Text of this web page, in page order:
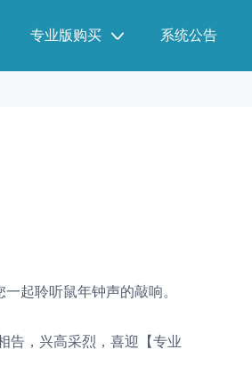
专业版购买 系统公告
起聆听鼠年钟声的敲响。
告，兴高采烈，喜迎【专业